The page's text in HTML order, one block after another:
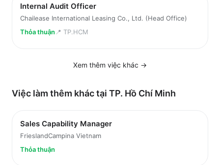
Internal Audit Officer
Chailease International Leasing Co., Ltd. (Head Office)
Thỏa thuận 📍 TP.HCM
Xem thêm việc khác →
Việc làm thêm khác tại TP. Hồ Chí Minh
Sales Capability Manager
FrieslandCampina Vietnam
Thỏa thuận